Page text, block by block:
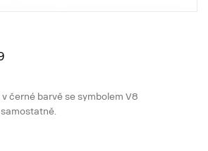
černé barvě se symbolem V8